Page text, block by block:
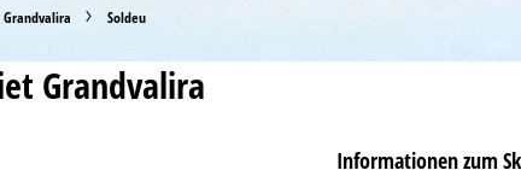
Grandvalira Soldeu
Grandvalira
Informationen zum